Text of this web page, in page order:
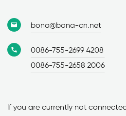
bona@bona-cn.net
0086-755-2699 4208
0086-755-2658 2006
lf you are currently not